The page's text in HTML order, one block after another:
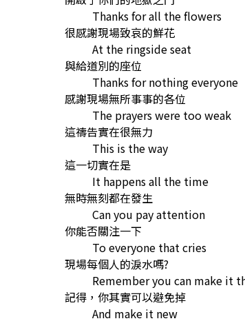
Thanks for all the flowers
很感謝現場致哀的鮮花
At the ringside seat
與給道別的座位
Thanks for nothing everyone
感謝現場無所事事的各位
The prayers were too weak
這禱告實在很無力
This is the way
這一切實在是
It happens all the time
無時無刻都在發生
Can you pay attention
你能否關注一下
To everyone that cries
現場每個人的淚水嗎?
Remember you can make it
記得，你其實可以避免掉
And make it new